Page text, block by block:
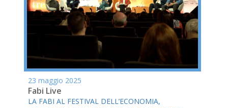
23 maggio 2025
Fabi Live
LA FABI AL FESTIVAL DELL’ECONOMIA,